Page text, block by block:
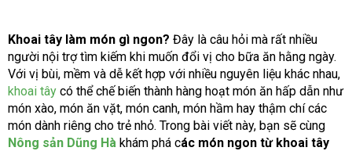
Khoai tây làm món gì ngon? Đây là câu hỏi mà rất nhiều
người nội trợ tìm kiếm khi muốn đổi vị cho bữa ăn hằng ngày.
Với vị bùi, mềm và dễ kết hợp với nhiều nguyên liệu khác nhau,
khoai tây có thể chế biến thành hàng hoạt món ăn hấp dẫn như
món xào, món ăn vặt, món canh, món hầm hay thậm chí các
món dành riêng cho trẻ nhỏ. Trong bài viết này, bạn sẽ cùng
Nông sản Dũng Hà khám phá các món ngon từ khoai tây